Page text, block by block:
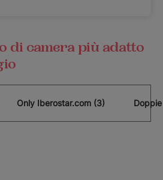
di camera più adatto
Only Iberostar.com (3)